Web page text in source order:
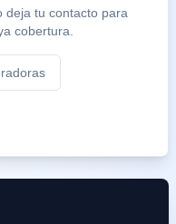
deja tu contacto para
cobertura.